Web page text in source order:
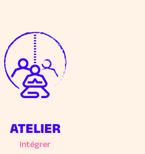
ATELIER
Intégrer